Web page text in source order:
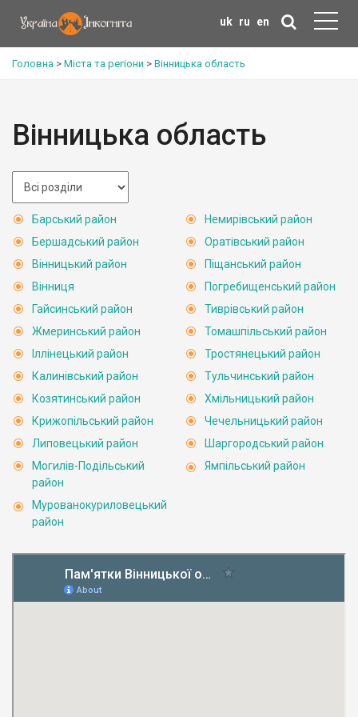
uk ru en
Головна > Міста та регіони > Вінницька область
Вінницька область
Барський район
Бершадський район
Вінницький район
Вінниця
Гайсинський район
Жмеринський район
Іллінецький район
Калинівський район
Козятинський район
Крижопільський район
Липовецький район
Могилів-Подільський
район
Мурованокуриловецький
район
Немирівський район
Оратівський район
Піщанський район
Погребищенський район
Тиврівський район
Томашпільський район
Тростянецький район
Тульчинський район
Хмільницький район
Чечельницький район
Шаргородський район
Ямпільський район